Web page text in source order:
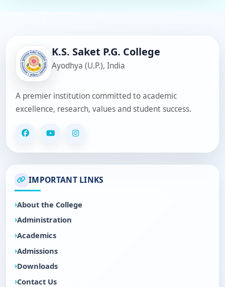
K.S. Saket P.G. College
Ayodhya (U.P.), India
A premier institution committed to academic
excellence, research, values and student success.
IMPORTANT LINKS
About the College
Administration
Academics
Admissions
Downloads
Contact Us